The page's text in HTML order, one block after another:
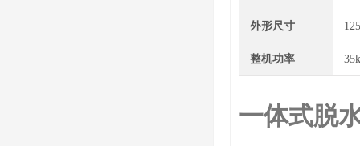
外形尺寸
整机功率
一体式脱